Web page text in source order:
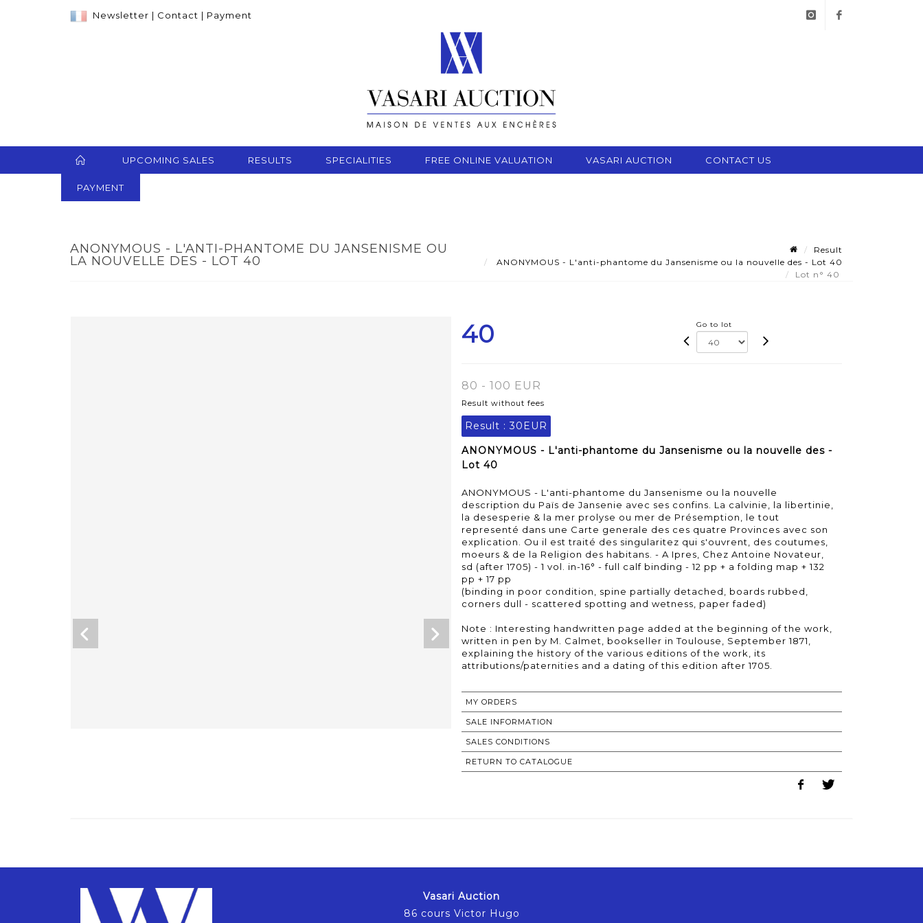
Newsletter | Contact | Payment
UPCOMING SALES RESULTS SPECIALITIES FREE ONLINE VALUATION VASARI AUCTION CONTACT US
PAYMENT
ANONYMOUS - L'ANTI-PHANTOME DU JANSENISME OU
LA NOUVELLE DES - LOT 40
Result
ANONYMOUS - L'anti-phantome du Jansenisme ou la nouvelle des - Lot 40
Lot n° 40
40 Go to lot
80 - 100 EUR
Result without fees
Result : 30EUR
ANONYMOUS - L'anti-phantome du Jansenisme ou la nouvelle des -
Lot 40
ANONYMOUS - L'anti-phantome du Jansenisme ou la nouvelle
description du Païs de Jansenie avec ses confins. La calvinie, la libertinie,
la desesperie & la mer prolyse ou mer de Présemption, le tout
representé dans une Carte generale des ces quatre Provinces avec son
explication. Ou il est traité des singularitez qui s'ouvrent, des coutumes,
moeurs & de la Religion des habitans. - A Ipres, Chez Antoine Novateur,
sd (after 1705) - 1 vol. in-16° - full calf binding - 12 pp + a folding map + 132
pp + 17 pp
(binding in poor condition, spine partially detached, boards rubbed,
corners dull - scattered spotting and wetness, paper faded)
Note : Interesting handwritten page added at the beginning of the work,
written in pen by M. Calmet, bookseller in Toulouse, September 1871,
explaining the history of the various editions of the work, its
attributions/paternities and a dating of this edition after 1705.
MY ORDERS
SALE INFORMATION
SALES CONDITIONS
RETURN TO CATALOGUE
Vasari Auction
86 cours Victor Hugo